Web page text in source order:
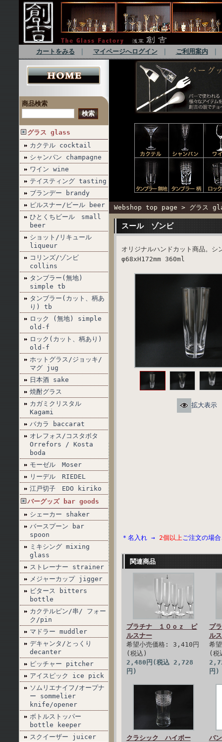
カートをみる マイページへログイン｜ ご利用案内｜
商品検索
グラス glass
カクテル cocktail
シャンパン champagne
ワイン wine
テイスティング tasting
ブランデー brandy
ピルスナー/ビール beer
ひとくちビール small
beer
ショット/リキュール
liqueur
コリンズ/ゾンビ
collins
タンブラー(無地)
simple tb
タンブラー(カット、柄あ
り) tb
ロック (無地) simple
old-f
ロック(カット、柄あり)
old-f
ホットグラス/ジョッキ/
マグ jug
日本酒 sake
焼酎グラス
カガミクリスタル
Kagami
バカラ baccarat
オレフォス/コスタボタ
Orrefors / Kosta
boda
モーゼル Moser
リーデル RIEDEL
江戸切子 EDO kiriko
バーグッズ bar goods
シェーカー shaker
バースプーン bar
spoon
ミキシング mixing
glass
ストレーナー strainer
メジャーカップ jigger
ビタース bitters
bottle
カクテルピン/串/ フォー
ク/pin
マドラー muddler
デキャンタ/とっくり
decanter
ピッチャー pitcher
アイスピック ice pick
ソムリエナイフ/オープナ
ー sommelier
knife/opener
ボトルストッパー
bottle keeper
スクイーザー juicer
Webshop top page > グラス
スール ゾンビ
オリジナルハンドカット商品。シ
φ68xH172mm 360ml
拡大表示
＊名入れ → 2個以上ご注文の場
関連商品
プラチナ １０ｏｚ ピ
ルスナー
希望小売価格: 3,410円
(税込)
2,480円(税込 2,728
円)
プ
ル
希
(税
円)
クラシック ハイボー
バ